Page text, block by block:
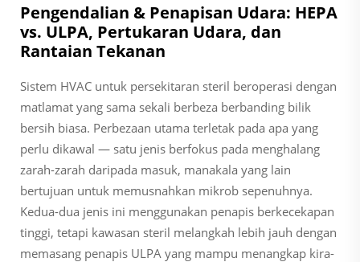
Pengendalian & Penapisan Udara: HEPA
vs. ULPA, Pertukaran Udara, dan
Rantaian Tekanan
Sistem HVAC untuk persekitaran steril beroperasi dengan
matlamat yang sama sekali berbeza berbanding bilik
bersih biasa. Perbezaan utama terletak pada apa yang
perlu dikawal — satu jenis berfokus pada menghalang
zarah-zarah daripada masuk, manakala yang lain
bertujuan untuk memusnahkan mikrob sepenuhnya.
Kedua-dua jenis ini menggunakan penapis berkecekapan
tinggi, tetapi kawasan steril melangkah lebih jauh dengan
memasang penapis ULPA yang mampu menangkap kira-